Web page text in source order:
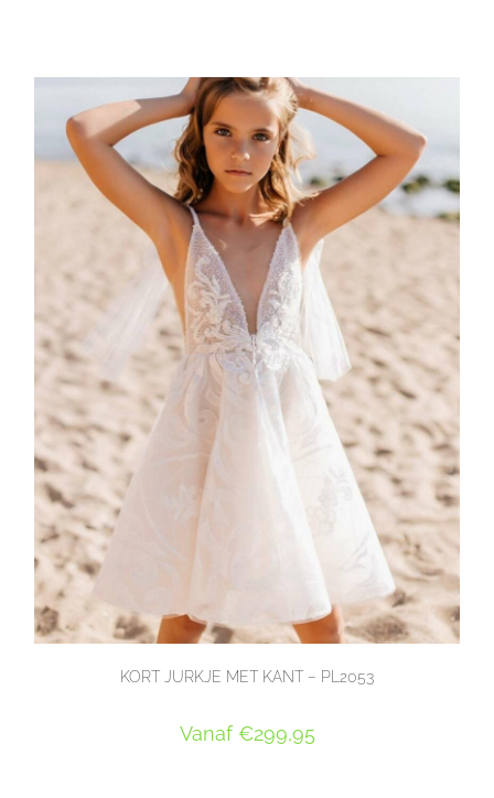
KORT JURKJE MET KANT – PL2053
Vanaf€299,95